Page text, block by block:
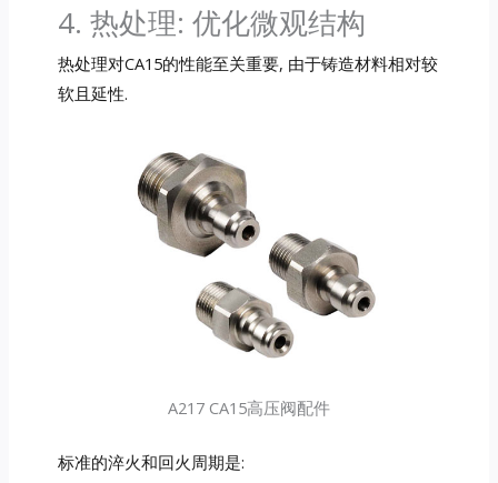
4. 热处理: 优化微观结构
热处理对CA15的性能至关重要, 由于铸造材料相对较
软且延性.
A217 CA15高压阀配件
标准的淬火和回火周期是: